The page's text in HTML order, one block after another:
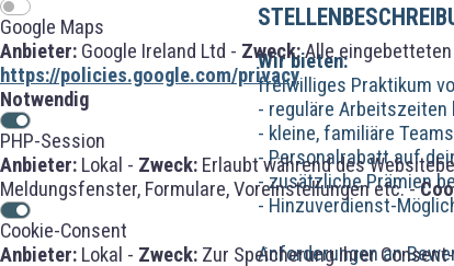
Google Maps
Anbieter: Google Ireland Ltd - Zweck:Alle eingebetteten
https://policies.google.com/privacy
Notwendig
PHP-Session
Anbieter: Lokal - Zweck: Erlaubt während des
Meldungsfenster, Formulare, Voreinstellungen etc. -
Cookie-Consent
Anbieter: Lokal - Zweck: Zur Speicherung Ihrer
Wir bieten:
freiwilliges Praktikum
- reguläre Arbeitszeiten
- kleine, familiäre Teams
- Personalrabatt auf
- zusätzliche Prämien
- Hinzuverdienst-
Anforderungen an